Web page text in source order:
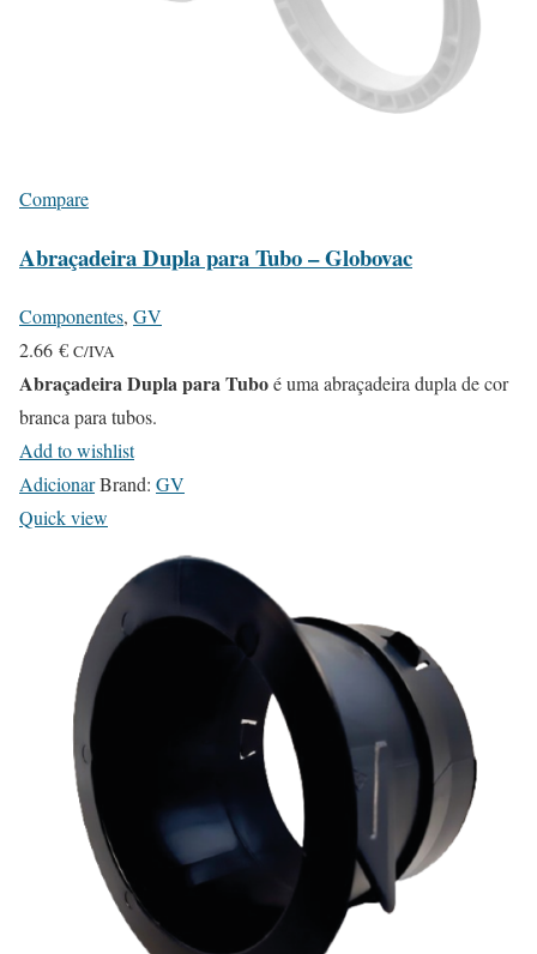
Compare
Abraçadeira Dupla para Tubo – Globovac
Componentes, GV
2.66 € C/IVA
Abraçadeira Dupla para Tuboé uma abraçadeira dupla de cor
branca para tubos.
Add to wishlist
AdicionarBrand: GV
Quick view